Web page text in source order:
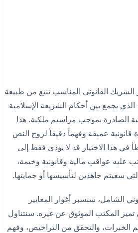
الشريك القانوني المناسب تنبع من طبيعة
الذي يجمع بين أحكام الشريعة الإسلامية
الصادرة بموجب مراسيم ملكية. هذا
قانونية عميقة وفهماً دقيقاً لروح النص
في هذا الاختيار قد لا يؤدي فقط إلى
عليه عواقب مالية وقانونية وخيمة،
سعيتم جاهدين لتأسيسها أو حمايتها.
الشامل، سنسبر أغوار المعايير
تميز المكتب الموثوق عن غيره. سنتناول
الخبرات، والتحقق من التراخيص، وفهم